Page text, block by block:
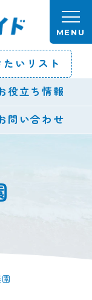
たいリスト
役立ち情報
問い合わせ
MENU